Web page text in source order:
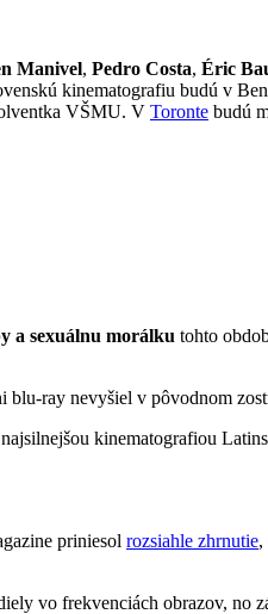
Manivel, Pedro Costa, Éric
kinematografiu budú v
VŠMU. V Toronte budú
a sexuálnu morálku tohto
ray nevyšiel v pôvodnom
kinematografiou
priniesol rozsiahle zhrnutie,
vo frekvenciách obrazov, no